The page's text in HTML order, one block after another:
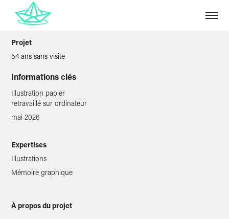
Projet
54 ans sans visite
Informations clés
Illustration papier
retravaillé sur ordinateur
mai 2026
Expertises
Illustrations
Mémoire graphique
À propos du projet